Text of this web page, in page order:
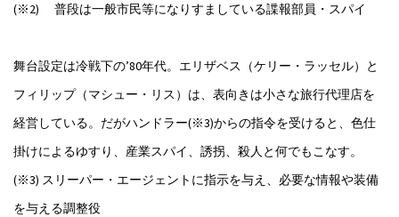
(※2) 普段は一般市民等になりすましている諜報部員・スパイ
舞台設定は冷戦下の’80年代。エリザベス（ケリー・ラッセル）と
フィリップ（マシュー・リス）は、表向きは小さな旅行代理店を
経営している。だがハンドラー(※3)からの指令を受けると、色仕
掛けによるゆすり、産業スパイ、誘拐、殺人と何でもこなす。
(※3) スリーパー・エージェントに指示を与え、必要な情報や装備
を与える調整役